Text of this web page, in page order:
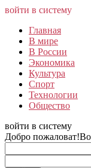
войти в систему
Главная
В мире
В России
Экономика
Культура
Спорт
Технологии
Общество
войти в систему
Добро пожаловат!